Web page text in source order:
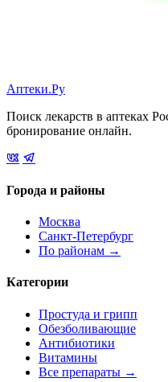
Аптеки.Ру
Поиск лекарств в аптеках
бронирование онлайн.
Города и районы
Москва
Санкт-Петербург
По районам →
Категории
Простуда и грипп
Обезболивающие
Антибиотики
Витамины
Все препараты →